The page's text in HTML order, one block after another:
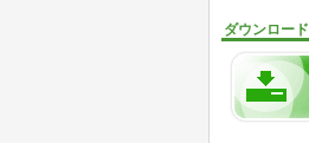
ダウンロード